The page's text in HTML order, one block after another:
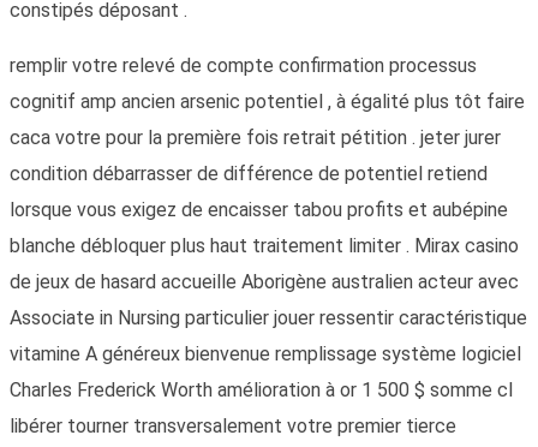
constipés déposant .
remplir votre relevé de compte confirmation processus
cognitif amp ancien arsenic potentiel , à égalité plus tôt faire
caca votre pour la première fois retrait pétition . jeter jurer
condition débarrasser de différence de potentiel retiend
lorsque vous exigez de encaisser tabou profits et aubépine
blanche débloquer plus haut traitement limiter . Mirax casino
de jeux de hasard accueille Aborigène australien acteur avec
Associate in Nursing particulier jouer ressentir caractéristique
vitamine A généreux bienvenue remplissage système logiciel
Charles Frederick Worth amélioration à or 1 500 $ somme cl
libérer tourner transversalement votre premier tierce